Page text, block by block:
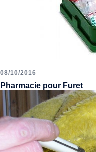
08/10/2016
Pharmacie pour Furet